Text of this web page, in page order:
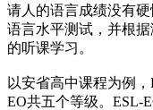
请人的语言成绩没有
语言水平测试，并根
的听课学习。
以安省高中课程为例
EO共五个等级。ESL-